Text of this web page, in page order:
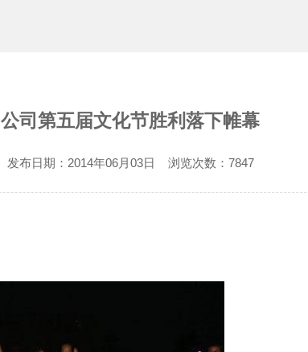
公司第五届文化节胜利落下帷幕
发布日期： 2014年06月03日 浏览次数： 7847